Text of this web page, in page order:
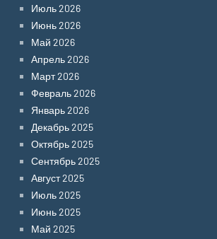
Июль 2026
Июнь 2026
Май 2026
Апрель 2026
Март 2026
Февраль 2026
Январь 2026
Декабрь 2025
Октябрь 2025
Сентябрь 2025
Август 2025
Июль 2025
Июнь 2025
Май 2025